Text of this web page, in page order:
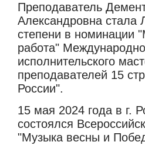
Преподаватель
Александровна стала
степени в номинации
работа"
исполнительского
преподавателей 15
России".
15 мая 2024 года в г.
состоялся
"Музыка весны и